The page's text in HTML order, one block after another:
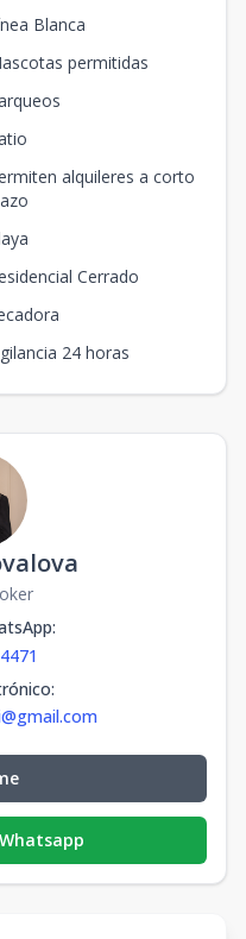
Blanca
permitidas
alquileres a corto
Cerrado
24 horas
:
: